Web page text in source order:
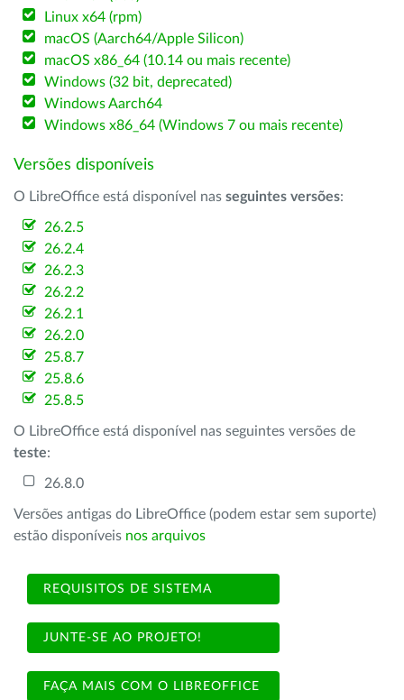
Linux x64 (rpm)
macOS (Aarch64/Apple Silicon)
macOS x86_64 (10.14 ou mais recente)
Windows (32 bit, deprecated)
Windows Aarch64
Windows x86_64 (Windows 7 ou mais recente)
Versões disponíveis
O LibreOffice está disponível nas seguintes versões:
26.2.5
26.2.4
26.2.3
26.2.2
26.2.1
26.2.0
25.8.7
25.8.6
25.8.5
O LibreOffice está disponível nas seguintes versões de
teste:
26.8.0
Versões antigas do LibreOffice (podem estar sem suporte)
estão disponíveis nos arquivos
REQUISITOS DE SISTEMA
JUNTE-SE AO PROJETO!
FAÇA MAIS COM O LIBREOFFICE